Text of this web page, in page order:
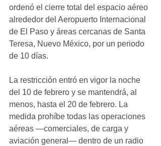
ordenó el cierre total del espacio aéreo
alrededor del Aeropuerto Internacional
de El Paso y áreas cercanas de Santa
Teresa, Nuevo México, por un periodo
de 10 días.
La restricción entró en vigor la noche
del 10 de febrero y se mantendrá, al
menos, hasta el 20 de febrero. La
medida prohíbe todas las operaciones
aéreas —comerciales, de carga y
aviación general— dentro de un radio